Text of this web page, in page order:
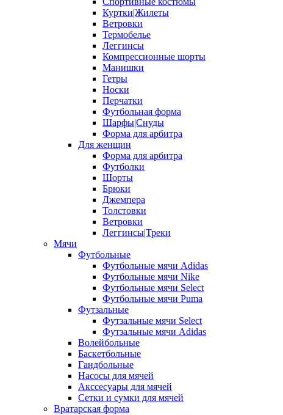
Куртки|Жилеты
Ветровки
Термобелье
Леггинсы
Компрессионные шорты
Манишки
Гетры
Носки
Перчатки
Футбольная форма
Шарфы|Снуды
Форма для арбитра
Для женщин
Форма для арбитра
Футболки
Шорты
Брюки
Джемпера
Толстовки
Ветровки
Леггинсы|Треки
Мячи
Футбольные
Футбольные мячи Adidas
Футбольные мячи Nike
Футбольные мячи Select
Футбольные мячи Puma
Футзальные
Футзальные мячи Select
Футзальные мячи Adidas
Волейбольные
Баскетбольные
Гандбольные
Насосы для мячей
Акссесуары для мячей
Сетки и сумки для мячей
Вратарская форма